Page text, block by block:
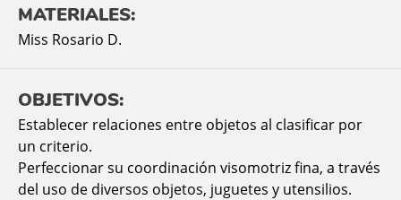
MATERIALES:
Miss Rosario D.
OBJETIVOS:
Establecer relaciones entre objetos al clasificar por
un criterio.
Perfeccionar su coordinación visomotriz fina, a través
del uso de diversos objetos, juguetes y utensilios.